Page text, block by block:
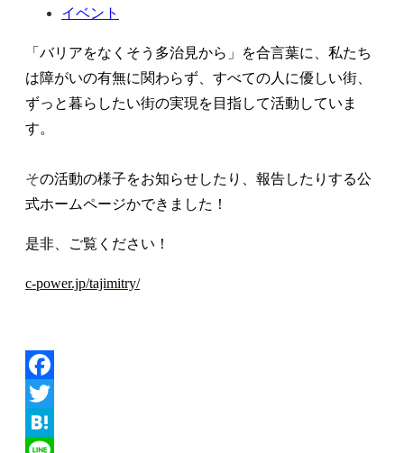
イベント
「バリアをなくそう多治見から」を合言葉に、私たち
は障がいの有無に関わらず、すべての人に優しい街、
ずっと暮らしたい街の実現を目指して活動していま
す。
その活動の様子をお知らせしたり、報告したりする公
式ホームページかできました！
是非、ご覧ください！
c-power.jp/tajimitry/
Facebook
Twitter